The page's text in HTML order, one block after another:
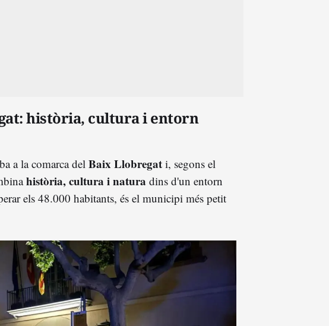
història, cultura i entorn
a la comarca del Baix Llobregat i, segons el
història, cultura i natura dins d'un entorn
els 48.000 habitants, és el municipi més petit